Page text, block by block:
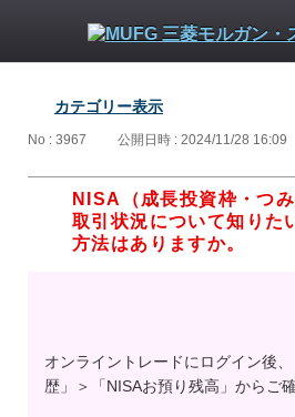
カテゴリー表示
No : 3967 公開日時 : 2024/11/28 16:09
NISA（成長投資枠・つ
取引状況について知りた
方法はありますか。
オンライントレードにログイン後
歴」＞「NISAお預り残高」からご